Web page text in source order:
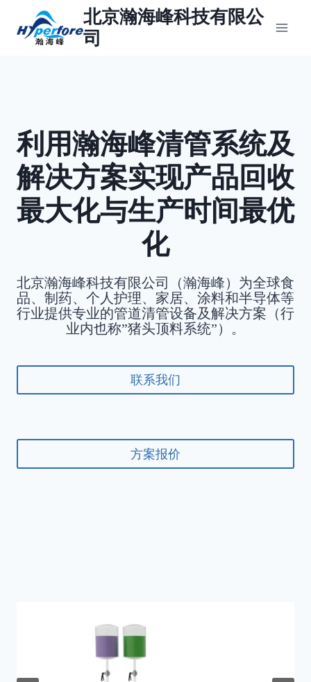
北京瀚海峰科技有限公
司
利用瀚海峰清管系统及
解决方案实现产品回收
最大化与生产时间最优
化
北京瀚海峰科技有限公司（瀚海峰）为全球食
品、制药、个人护理、家居、涂料和半导体等
行业提供专业的管道清管设备及解决方案（行
业内也称”猪头顶料系统”）。
联系我们
方案报价